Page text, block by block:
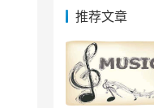
推荐文章